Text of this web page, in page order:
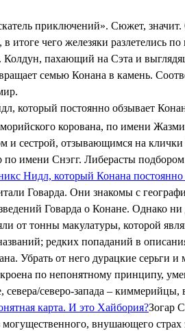
приключений». Сюжет,
итоге чего железяки
Колдун, пахающий на Сэта и
семью Конана в камень.
который постоянно обзывает
корована, по имени
и сестрой, отзывающимся на
имени Снэгг. Либерасты
Нидл, который Конана
Говарда. Они знакомы с
Говарда о Конане. Однако
от тонны макулатуры, которой
редких попаданий в
Убрать от него дурацкие
по непонятному принципу,
севера/северо-запада –
карта. И это Хайбория?Зогар
внушающего